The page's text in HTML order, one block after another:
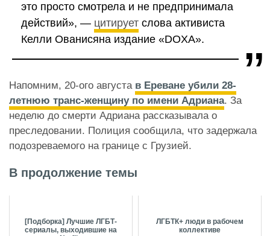
это просто смотрела и не предпринимала
действий», — цитирует слова активиста
Келли Ованисяна издание «DOXA».
Напомним, 20-ого августа в Ереване убили 28-
летнюю транс-женщину по имени Адриана. За
неделю до смерти Адриана рассказывала о
преследовании. Полиция сообщила, что задержала
подозреваемого на границе с Грузией.
В продолжение темы
[Подборка] Лучшие ЛГБТ-
сериалы, выходившие на
ЛГБТК+ люди в рабочем
коллективе